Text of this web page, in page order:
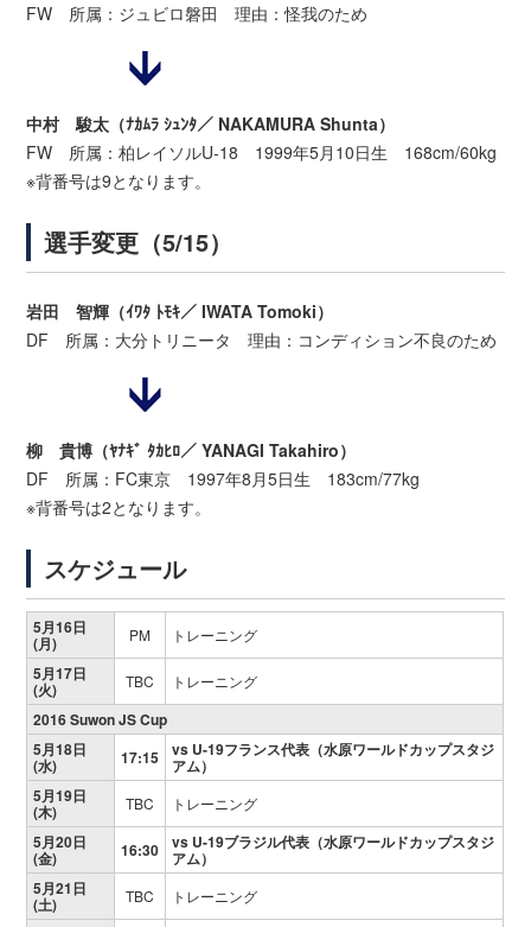
FW 所属：ジュビロ磐田 理由：怪我のため
中村 駿太（ﾅｶﾑﾗ ｼｭﾝﾀ／ NAKAMURA Shunta）
FW 所属：柏レイソルU-18 1999年5月10日生 168cm/60kg
※背番号は9となります。
選手変更（5/15）
岩田 智輝（ｲﾜﾀ ﾄﾓｷ／ IWATA Tomoki）
DF 所属：大分トリニータ 理由：コンディション不良のため
柳 貴博（ﾔﾅｷﾞ ﾀｶﾋﾛ／ YANAGI Takahiro）
DF 所属：FC東京 1997年8月5日生 183cm/77kg
※背番号は2となります。
スケジュール
5月16日
(月) PM トレーニング
5月17日
(火) TBC トレーニング
2016 Suwon JS Cup
5月18日
(水) 17:15 vs U-19フランス代表（水原ワールドカップスタジ
アム）
5月19日
(木) TBC トレーニング
5月20日
(金) 16:30 vs U-19ブラジル代表（水原ワールドカップスタジ
アム）
5月21日
(土) TBC トレーニング